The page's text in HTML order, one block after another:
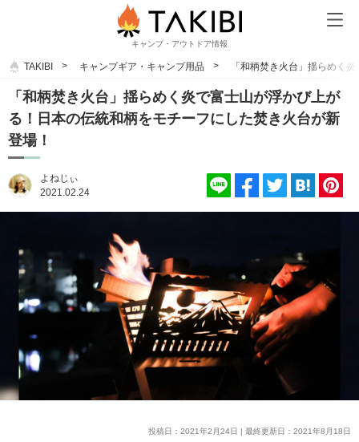
キャンプ・アウトドア情報
TAKIBI キャンプギア・キャンプ用品 「和柄焚き火台」揺らめく
「和柄焚き火台」揺らめく炎で富士山が浮かび上が
る！日本の伝統和柄をモチーフにした焚き火台が新
登場！
よねじぃ
2021.02.24
投稿日：2021年2月24日 | 最終更新日：2021年8月18日